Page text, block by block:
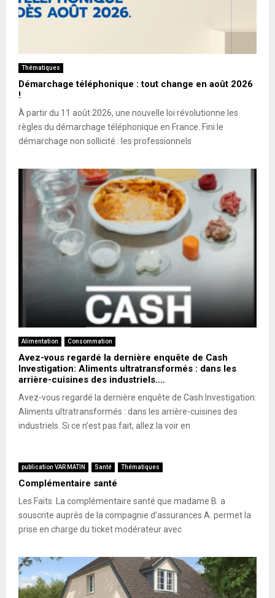
Thématiques
Démarchage téléphonique : tout change en août 2026
!
À partir du 11 août 2026, une nouvelle loi révolutionne les
règles du démarchage téléphonique en France. Fini le
démarchage non sollicité : les professionnels
Alimentation Consommation
Avez-vous regardé la dernière enquête de Cash
Investigation: Aliments ultratransformés : dans les
arrière-cuisines des industriels.…
Avez-vous regardé la dernière enquête de Cash Investigation:
Aliments ultratransformés : dans les arrière-cuisines des
industriels. Si ce n’est pas fait, allez la voir en
publication VAR MATIN Santé Thématiques
Complémentaire santé
Les Faits La complémentaire santé que madame B. a
souscrite auprès de la compagnie d’assurances A. permet la
prise en charge du ticket modérateur avec